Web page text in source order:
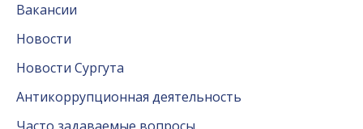
Вакансии
Новости
Новости Сургута
Антикоррупционная деятельность